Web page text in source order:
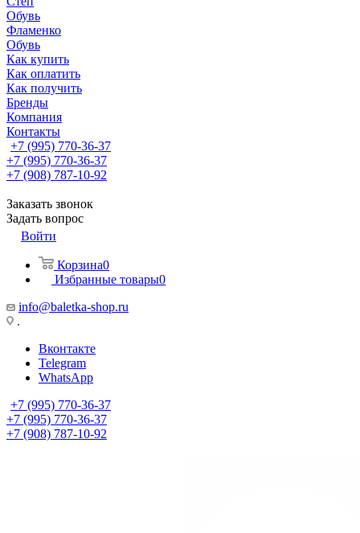
Обувь
Фламенко
Обувь
Как купить
Как оплатить
Как получить
Бренды
Компания
Контакты
+7 (995) 770-36-37
+7 (995) 770-36-37
+7 (908) 787-10-92
Заказать звонок
Задать вопрос
Войти
Корзина0
Избранные товары0
info@baletka-shop.ru
.
Вконтакте
Telegram
WhatsApp
+7 (995) 770-36-37
+7 (995) 770-36-37
+7 (908) 787-10-92